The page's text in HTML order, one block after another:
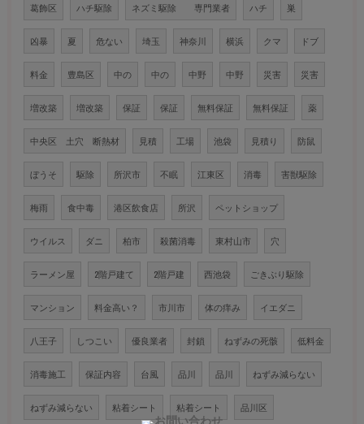
葛飾区 ハチ駆除 ネズミ駆除 専門業者 ハチ 巣
凶暴 夏 危ない 埼玉 神奈川 横浜 クマ ドブ
料金 豊島区 中の 中の 中野 中野 災害 災害
増改築 増改築 保証 保証 無料保証 無料保証 薬
中央区 土穴 断熱材 見積 工場 池袋 見積り 防鼠
ぼうそ 駆除 所沢市 不眠 江東区 消毒 害獣駆除
梅雨 食中毒 港区飲食店 所沢 ペットショップ
ウイルス ダニ 柏市 殺菌消毒 東村山市 穴
ラーメン屋 2階戸建て 2階戸建 西池袋 ごきぶり駆除
マンション 料金高い？ 市川市 体の痒み イエダニ
八王子 しつこい 優良業者 封鎖 ねずみの死骸 低料金
消毒施工 保証内容 台風 品川 品川 ねずみ減らない
ねずみ減らない 粘着シート 粘着シート 品川区